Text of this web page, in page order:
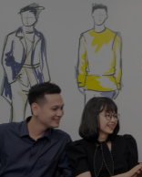
Văn hóa - Tin tức
Thương hiệu
Hỗ trợ